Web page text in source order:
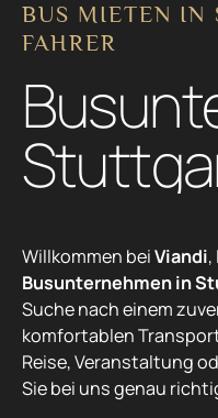
Willkommen beiViandi
Busunternehmen in
Suche nach einem
komfortablen
Reise, Veranstaltung
Sie bei uns genau